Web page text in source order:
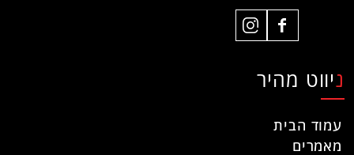
ניווט מהיר
עמוד הבית
מאמרים